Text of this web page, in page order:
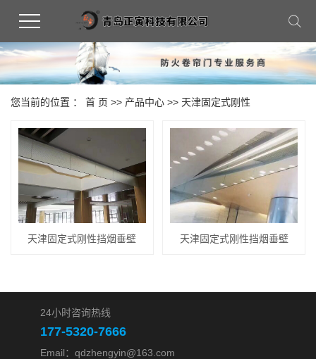
您当前的位置 ： 首 页 >> 产品中心 >> 天津固定式刚性
天津固定式刚性挡烟垂壁 天津固定式刚性挡烟垂壁
24小时咨询热线
177-5320-7666
Email：qdzhengyin@163.com